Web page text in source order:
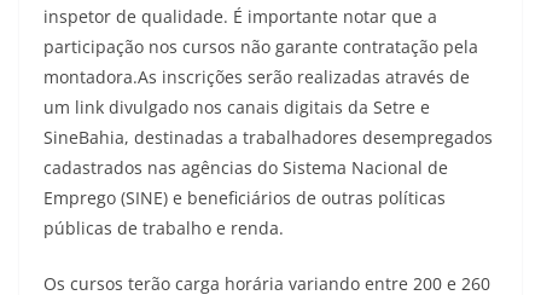
inspetor de qualidade. É importante notar que a
participação nos cursos não garante contratação pela
montadora.As inscrições serão realizadas através de
um link divulgado nos canais digitais da Setre e
SineBahia, destinadas a trabalhadores desempregados
cadastrados nas agências do Sistema Nacional de
Emprego (SINE) e beneficiários de outras políticas
públicas de trabalho e renda.
Os cursos terão carga horária variando entre 200 e 260